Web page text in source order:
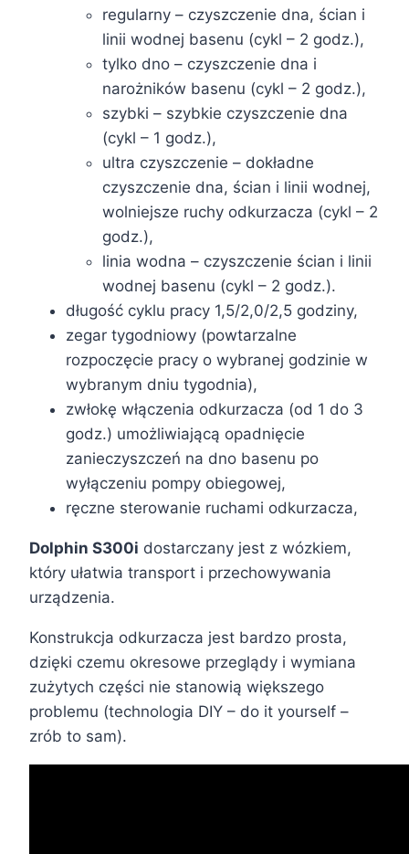
regularny – czyszczenie dna, ścian i
linii wodnej basenu (cykl – 2 godz.),
tylko dno – czyszczenie dna i
narożników basenu (cykl – 2 godz.),
szybki – szybkie czyszczenie dna
(cykl – 1 godz.),
ultra czyszczenie – dokładne
czyszczenie dna, ścian i linii wodnej,
wolniejsze ruchy odkurzacza (cykl – 2
godz.),
linia wodna – czyszczenie ścian i linii
wodnej basenu (cykl – 2 godz.).
długość cyklu pracy 1,5/2,0/2,5 godziny,
zegar tygodniowy (powtarzalne
rozpoczęcie pracy o wybranej godzinie w
wybranym dniu tygodnia),
zwłokę włączenia odkurzacza (od 1 do 3
godz.) umożliwiającą opadnięcie
zanieczyszczeń na dno basenu po
wyłączeniu pompy obiegowej,
ręczne sterowanie ruchami odkurzacza,
Dolphin S300i dostarczany jest z wózkiem,
który ułatwia transport i przechowywania
urządzenia.
Konstrukcja odkurzacza jest bardzo prosta,
dzięki czemu okresowe przeglądy i wymiana
zużytych części nie stanowią większego
problemu (technologia DIY – do it yourself –
zrób to sam).